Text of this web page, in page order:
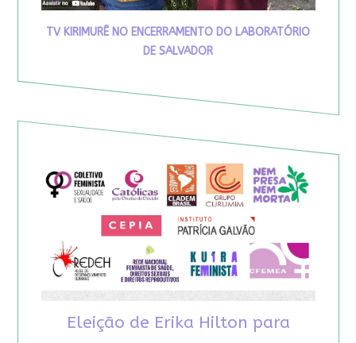
TV KIRIMURÊ NO ENCERRAMENTO DO LABORATÓRIO
DE SALVADOR
Eleição de Erika Hilton para